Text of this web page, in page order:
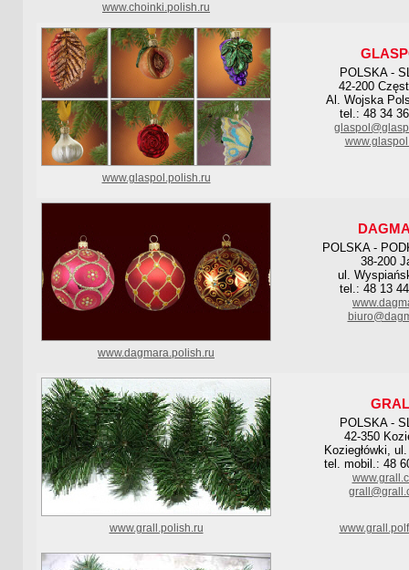
www.choinki.polish.ru
POLSKA -
42-200
Al. Wojska
tel.: 48 34
www.glaspol.polish.ru
POLSKA -
38-200
ul.
tel.: 48 13
www.dagmara.polish.ru
POLSKA -
42-350
Koziegłówki,
tel. mobil.: 48
www.grall.polish.ru